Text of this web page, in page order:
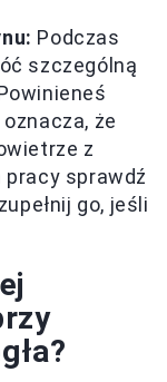
Podczas
szczególną
że
z
pracy sprawdź
go, jeśli